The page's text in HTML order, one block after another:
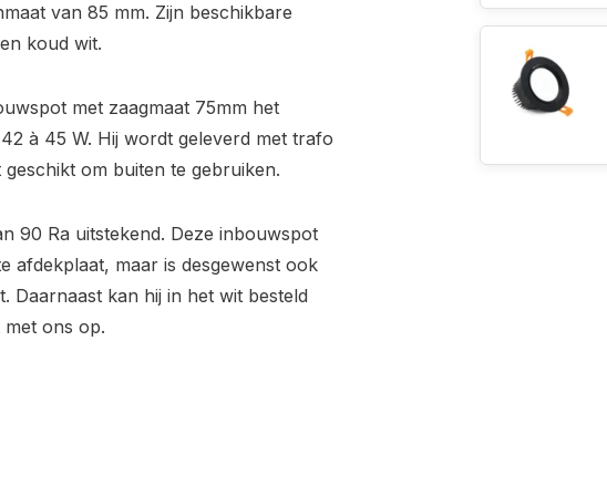
van 85 mm. Zijn beschikbare
koud wit.
met zaagmaat 75mm het
à 45 W. Hij wordt geleverd met trafo
om buiten te gebruiken.
90 Ra uitstekend. Deze inbouwspot
afdekplaat, maar is desgewenst ook
Daarnaast kan hij in het wit besteld
ons op.